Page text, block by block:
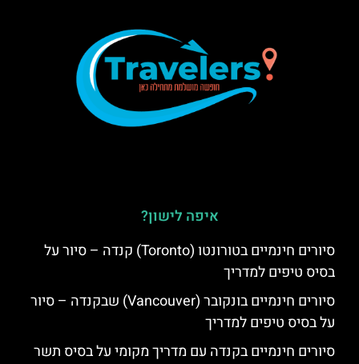
איפה לישון?
סיורים חינמיים בטורונטו (Toronto) קנדה – סיור על
בסיס טיפים למדריך
סיורים חינמיים בונקובר (Vancouver) שבקנדה – סיור
על בסיס טיפים למדריך
סיורים חינמיים בקנדה עם מדריך מקומי על בסיס תשר